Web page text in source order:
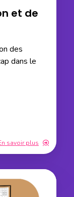
et de
des
dans le
savoir plus